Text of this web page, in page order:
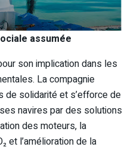
assumée
son implication dans les
La compagnie
de solidarité et s’efforce de
navires par des solutions
des moteurs, la
et l’amélioration de la